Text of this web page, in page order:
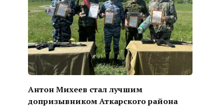
Антон Михеев стал лучшим
допризывником Аткарского района